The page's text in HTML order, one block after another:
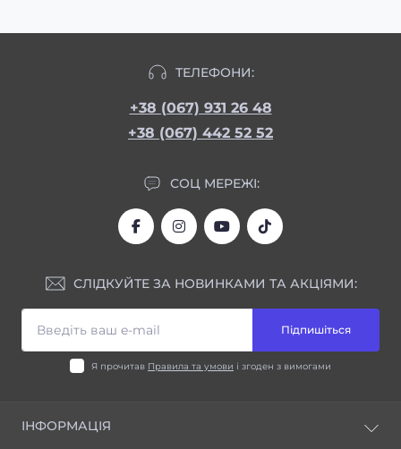
ТЕЛЕФОНИ:
+38 (067) 931 26 48
+38 (067) 442 52 52
СОЦ МЕРЕЖІ:
СЛІДКУЙТЕ ЗА НОВИНКАМИ ТА АКЦІЯМИ:
Підпишіться
Я прочитав Правила та умови і згоден з вимогами
ІНФОРМАЦІЯ